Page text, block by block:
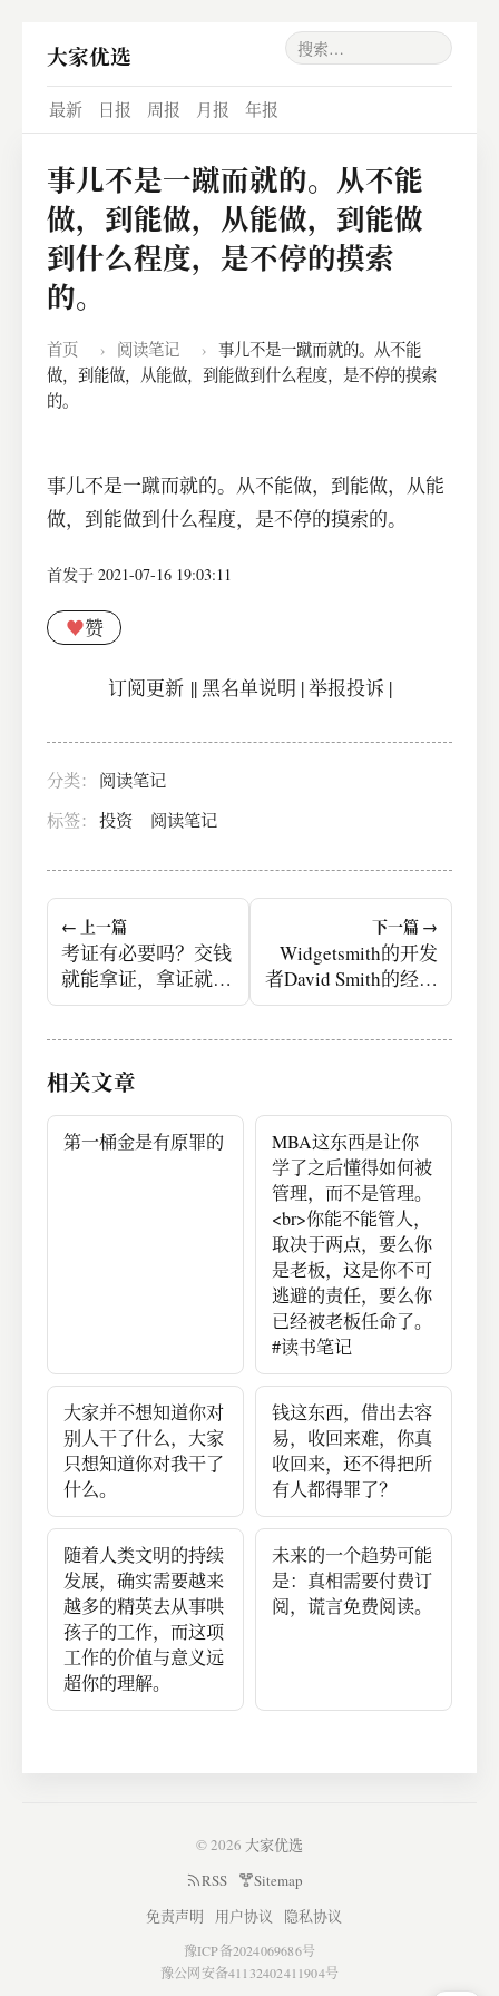
大家优选
最新 日报 周报 月报 年报
事儿不是一蹴而就的。从不能
做，到能做，从能做，到能做
到什么程度，是不停的摸索
的。
首页 › 阅读笔记 ›
事儿不是一蹴而就的。从不能
做，到能做，从能做，到能做到什么程度，是不停的摸索
的。
事儿不是一蹴而就的。从不能做，到能做，从能
做，到能做到什么程度，是不停的摸索的。
首发于 2021-07-16 19:03:11
♥赞
订阅更新||黑名单说明 |举报投诉 |
分类：
阅读笔记
标签： 投资 阅读笔记
← 上一篇
考证有必要吗？交钱
就能拿证，拿证就能
一年多赚十几万
下一篇 →
Widgetsmith的开发
者David Smith的经验
总结
相关文章
第一桶金是有原罪的
MBA这东西是让你
学了之后懂得如何被
管理，而不是管理。
<br>你能不能管人，
取决于两点，要么你
是老板，这是你不可
逃避的责任，要么你
已经被老板任命了。
#读书笔记
大家并不想知道你对
别人干了什么，大家
只想知道你对我干了
什么。
钱这东西，借出去容
易，收回来难，你真
收回来，还不得把所
有人都得罪了？
随着人类文明的持续
发展，确实需要越来
越多的精英去从事哄
孩子的工作，而这项
工作的价值与意义远
超你的理解。
未来的一个趋势可能
是：真相需要付费订
阅，谎言免费阅读。
© 2026 大家优选
RSS
Sitemap
免责声明
用户协议 隐私协议
豫ICP备2024069686号
豫公网安备41132402411904号